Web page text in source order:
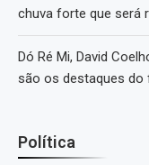
chuva forte que será
Dó Ré Mi, David
são os destaques do
Política